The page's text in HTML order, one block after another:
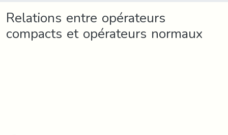
Relations entre opérateurs
compacts et opérateurs normaux